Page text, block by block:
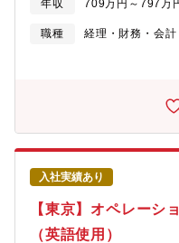
ロセスの標準化・高度化や
ら集約した経理・財務業務
ーダーとして、業務の取り
より組織力向上を推進いた
織横断的な課題解決や事業
像】・担当領域に責任を持
課題を捉え、周囲を巻き込
ムをマネジメントしたい方
貢献したい方
年収 709万円～797万
職種
経理・財務・会計
入社実績あり
【東京】オペレーシ
（英語使用）